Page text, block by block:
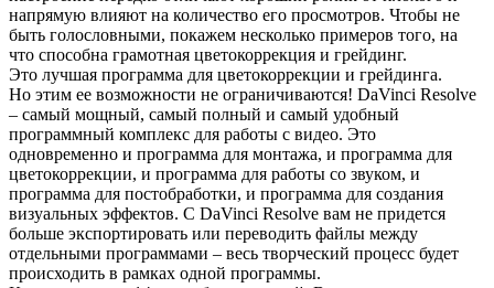
напрямую влияют на количество его просмотров. Чтобы не
быть голословными, покажем несколько примеров того, на
что способна грамотная цветокоррекция и грейдинг.
Это лучшая программа для цветокоррекции и грейдинга.
Но этим ее возможности не ограничиваются! DaVinci Resolve
– самый мощный, самый полный и самый удобный
программный комплекс для работы с видео. Это
одновременно и программа для монтажа, и программа для
цветокоррекции, и программа для работы со звуком, и
программа для постобработки, и программа для создания
визуальных эффектов. С DaVinci Resolve вам не придется
больше экспортировать или переводить файлы между
отдельными программами – весь творческий процесс будет
происходить в рамках одной программы.